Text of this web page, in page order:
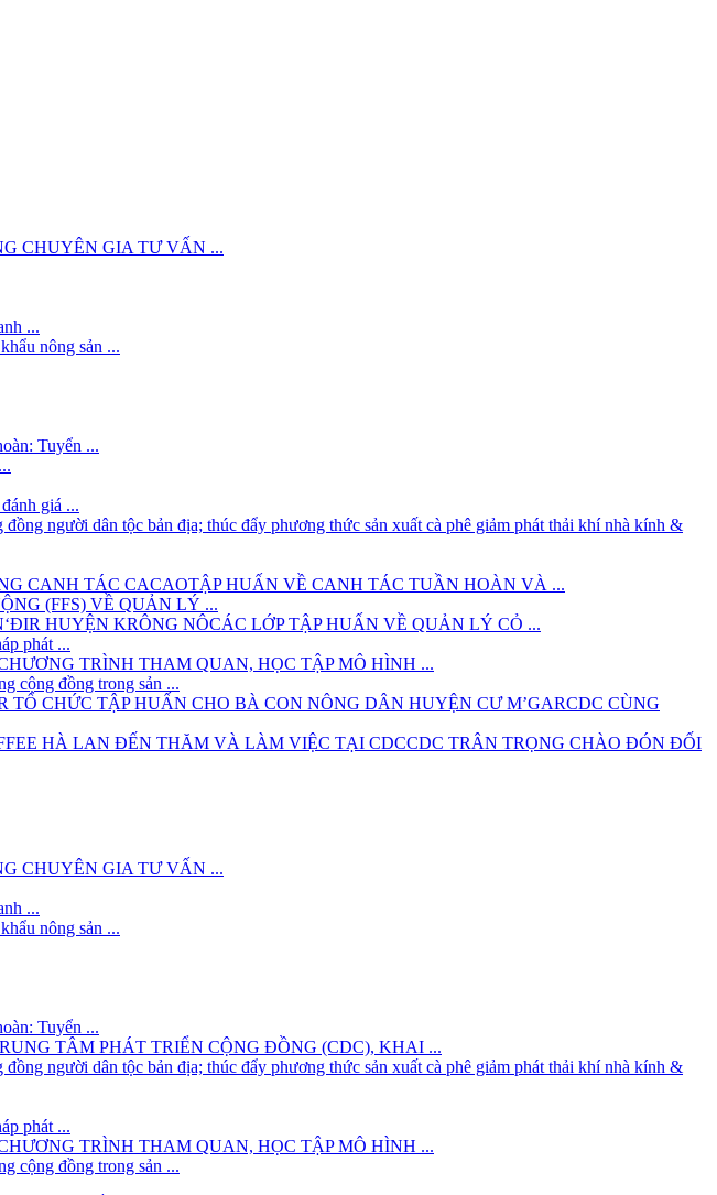
CHUYÊN GIA TƯ VẤN ...
...
nông sản ...
Tuyển ...
giá ...
TẬP HUẤN VỀ CANH TÁC TUẦN HOÀN VÀ ...
(FFS) VỀ QUẢN LÝ ...
CÁC LỚP TẬP HUẤN VỀ QUẢN LÝ CỎ ...
phát ...
TRÌNH THAM QUAN, HỌC TẬP MÔ HÌNH ...
cộng đồng trong sản ...
CDC CÙNG
CDC TRÂN TRỌNG CHÀO ĐÓN ĐỐI
CHUYÊN GIA TƯ VẤN ...
...
nông sản ...
Tuyển ...
TÂM PHÁT TRIỂN CỘNG ĐỒNG (CDC), KHAI ...
phát ...
TRÌNH THAM QUAN, HỌC TẬP MÔ HÌNH ...
cộng đồng trong sản ...